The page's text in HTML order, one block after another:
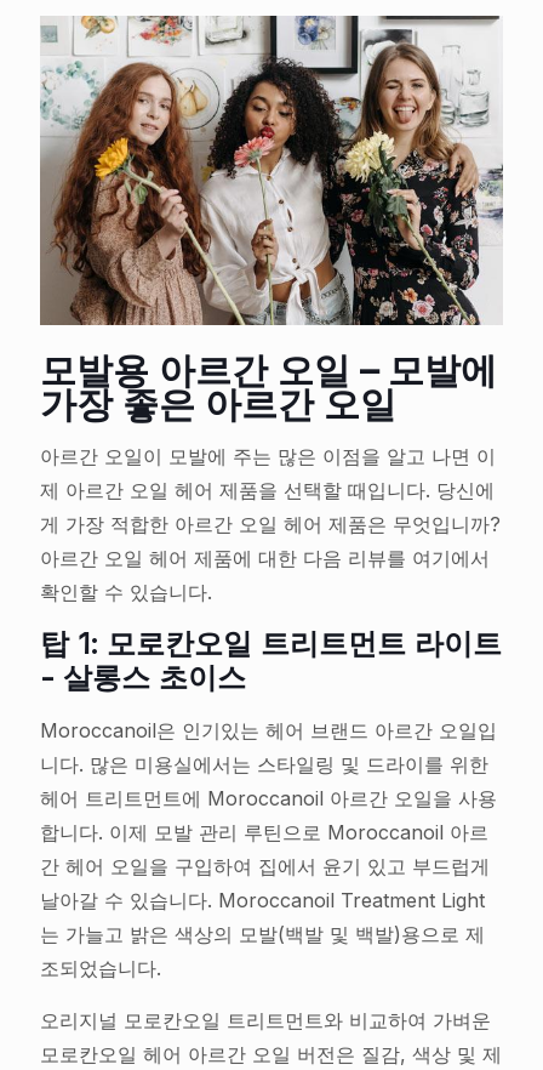
모발용 아르간 오일 – 모발에
가장 좋은 아르간 오일
아르간 오일이 모발에 주는 많은 이점을 알고 나면 이
제 아르간 오일 헤어 제품을 선택할 때입니다. 당신에
게 가장 적합한 아르간 오일 헤어 제품은 무엇입니까?
아르간 오일 헤어 제품에 대한 다음 리뷰를 여기에서
확인할 수 있습니다.
탑 1: 모로칸오일 트리트먼트 라이트
- 살롱스 초이스
Moroccanoil은 인기있는 헤어 브랜드 아르간 오일입
니다. 많은 미용실에서는 스타일링 및 드라이를 위한
헤어 트리트먼트에 Moroccanoil 아르간 오일을 사용
합니다. 이제 모발 관리 루틴으로 Moroccanoil 아르
간 헤어 오일을 구입하여 집에서 윤기 있고 부드럽게
날아갈 수 있습니다. Moroccanoil Treatment Light
는 가늘고 밝은 색상의 모발(백발 및 백발)용으로 제
조되었습니다.
오리지널 모로칸오일 트리트먼트와 비교하여 가벼운
모로칸오일 헤어 아르간 오일 버전은 질감, 색상 및 제